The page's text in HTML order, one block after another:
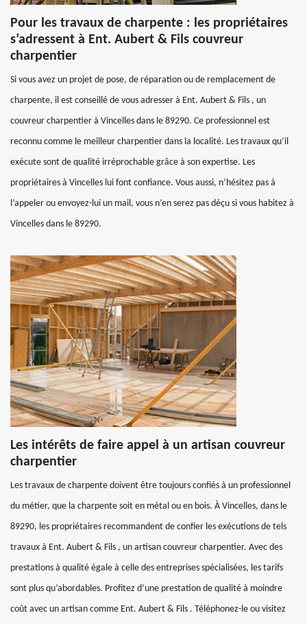
Pour les travaux de charpente : les propriétaires
s’adressent à Ent. Aubert & Fils couvreur
charpentier
Si vous avez un projet de pose, de réparation ou de remplacement de
charpente, il est conseillé de vous adresser à Ent. Aubert & Fils , un
couvreur charpentier à Vincelles dans le 89290. Ce professionnel est
reconnu comme le meilleur charpentier dans la localité. Les travaux qu’il
exécute sont de qualité irréprochable grâce à son expertise. Les
propriétaires à Vincelles lui font confiance. Vous aussi, n’hésitez pas à
l’appeler ou envoyez-lui un mail, vous n’en serez pas déçu si vous habitez à
Vincelles dans le 89290.
Les intérêts de faire appel à un artisan couvreur
charpentier
Les travaux de charpente doivent être toujours confiés à un professionnel
du métier, que la charpente soit en métal ou en bois. À Vincelles, dans le
89290, les propriétaires recommandent de confier les exécutions de tels
travaux à Ent. Aubert & Fils , un artisan couvreur charpentier. Avec des
prestations à qualité égale à celle des entreprises spécialisées, les tarifs
sont plus qu’abordables. Profitez d’une prestation de qualité à moindre
coût avec un artisan comme Ent. Aubert & Fils . Téléphonez-le ou visitez